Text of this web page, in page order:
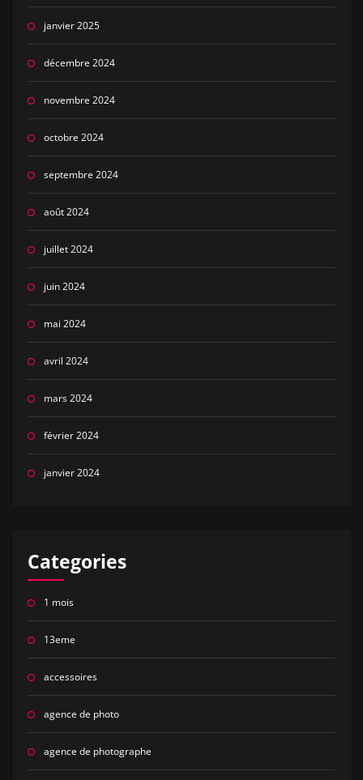
janvier 2025
décembre 2024
novembre 2024
octobre 2024
septembre 2024
août 2024
juillet 2024
juin 2024
mai 2024
avril 2024
mars 2024
février 2024
janvier 2024
Categories
1 mois
13eme
accessoires
agence de photo
agence de photographe